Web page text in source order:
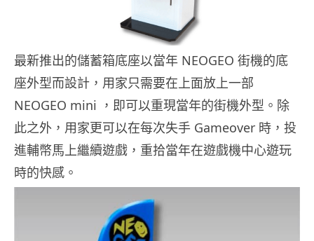
最新推出的儲蓄箱底座以當年 NEOGEO 街機的底
座外型而設計，用家只需要在上面放上一部
NEOGEO mini ，即可以重現當年的街機外型。除
此之外，用家更可以在每次失手 Gameover 時，投
進輔幣馬上繼續遊戲，重拾當年在遊戲機中心遊玩
時的快感。